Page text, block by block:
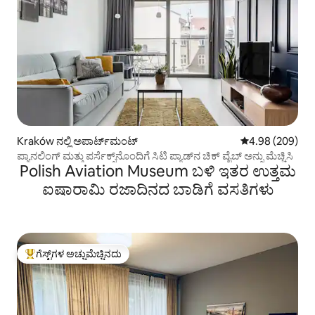
Kraków ನಲ್ಲಿ ಅಪಾರ್ಟ್‌ಮಂಟ್ 5 ರಲ್ಲಿ 4.98
4.98 (209)
ಪ್ಯಾನಲಿಂಗ್ ಮತ್ತು ಪರ್ಸೆಕ್ಸ್‌ನೊಂದಿಗೆ ಸಿಟಿ ಪ್ಯಾಡ್‌ನ ಚಿಕ್ ವೈಬ್ ಅನ್ನು ಮೆಚ್ಚಿಸಿ
Polish Aviation Museum ಬಳಿ ಇತರ ಉತ್ತಮ
ಐಷಾರಾಮಿ ರಜಾದಿನದ ಬಾಡಿಗೆ ವಸತಿಗಳು
ಗೆಸ್ಟ್‌ಗಳಿಗೆ ಅತಿ ಹೆಚ್ಚು ಅಚ್ಚುಮೆಚ್ಚಿನದು
ಗೆಸ್ಟ್‌ಗಳ ಅಚ್ಚುಮೆಚ್ಚಿನದು